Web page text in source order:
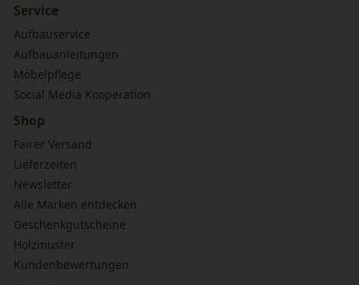
Service
Aufbauservice
Aufbauanleitungen
Möbelpflege
Social Media Kooperation
Shop
Fairer Versand
Lieferzeiten
Newsletter
Alle Marken entdecken
Geschenkgutscheine
Holzmuster
Kundenbewertungen